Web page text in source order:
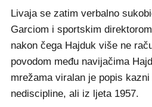
Livaja se zatim verbalno
Garciom i sportskim
nakon čega Hajduk više ne
povodom među navijačima
mrežama viralan je popis
nediscipline, ali iz ljeta 1957.